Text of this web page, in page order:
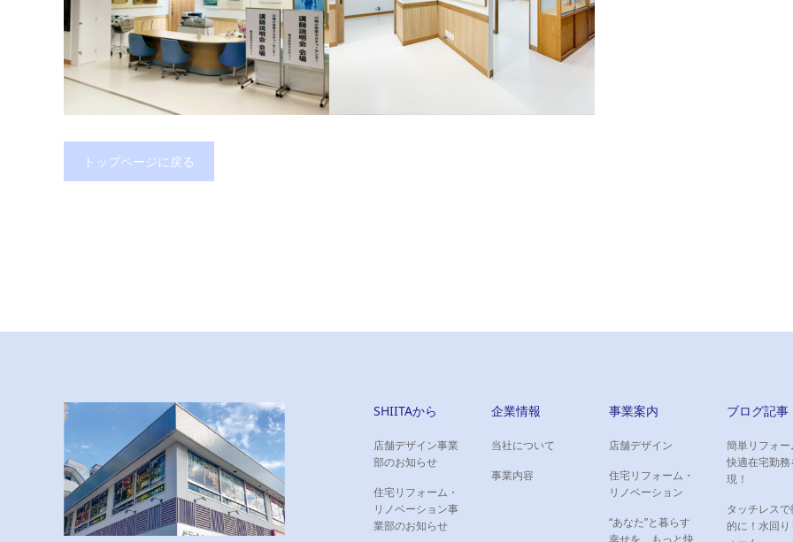
トップページに戻る
SHIITAから
店舗デザイン事業
部のお知らせ
住宅リフォーム・
リノベーション事
業部のお知らせ
企業情報
当社について
事業内容
事業案内
店舗デザイン
住宅リフォーム・
リノベーション
“あなた”と暮らす
幸せを、もっと快
ブログ記事
簡単リフォー
快適在宅勤務
現！
タッチレス
的に！水回り